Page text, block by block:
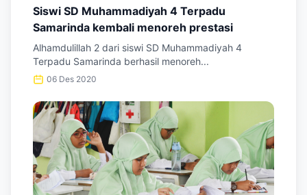
Siswi SD Muhammadiyah 4 Terpadu
Samarinda kembali menoreh prestasi
Alhamdulillah 2 dari siswi SD Muhammadiyah 4
Terpadu Samarinda berhasil menoreh...
06 Des 2020